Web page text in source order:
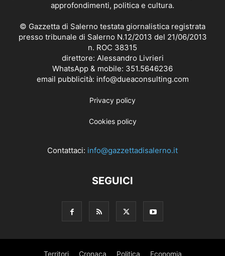
approfondimenti, politica e cultura.
© Gazzetta di Salerno testata giornalistica registrata
presso tribunale di Salerno N.12/2013 del 21/06/2013
n. ROC 38315
direttore: Alessandro Livrieri
WhatsApp & mobile: 351.5646236
email pubblicità: info@dueaconsulting.com
Privacy policy
Cookies policy
Contattaci: info@gazzettadisalerno.it
SEGUICI
Territori Cronaca Politica Economia